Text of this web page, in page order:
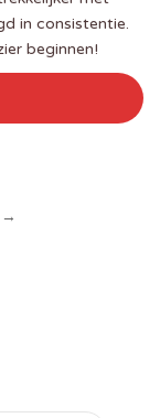
in consistentie.
beginnen!
→